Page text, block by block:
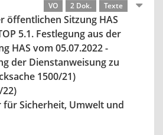
VO 2 Dok. Texte
öffentlichen Sitzung HAS
5.1. Festlegung aus der
HAS vom 05.07.2022 -
der Dienstanweisung zu
1500/21)
für Sicherheit, Umwelt und